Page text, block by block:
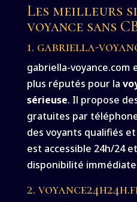
Les meilleurs
voyance sans
1. gabriella-
gabriella-voyance.com
plus réputés pour la
sérieuse. Il propose
gratuites par
des voyants qualifiés
est accessible 24h/24
disponibilité
2.